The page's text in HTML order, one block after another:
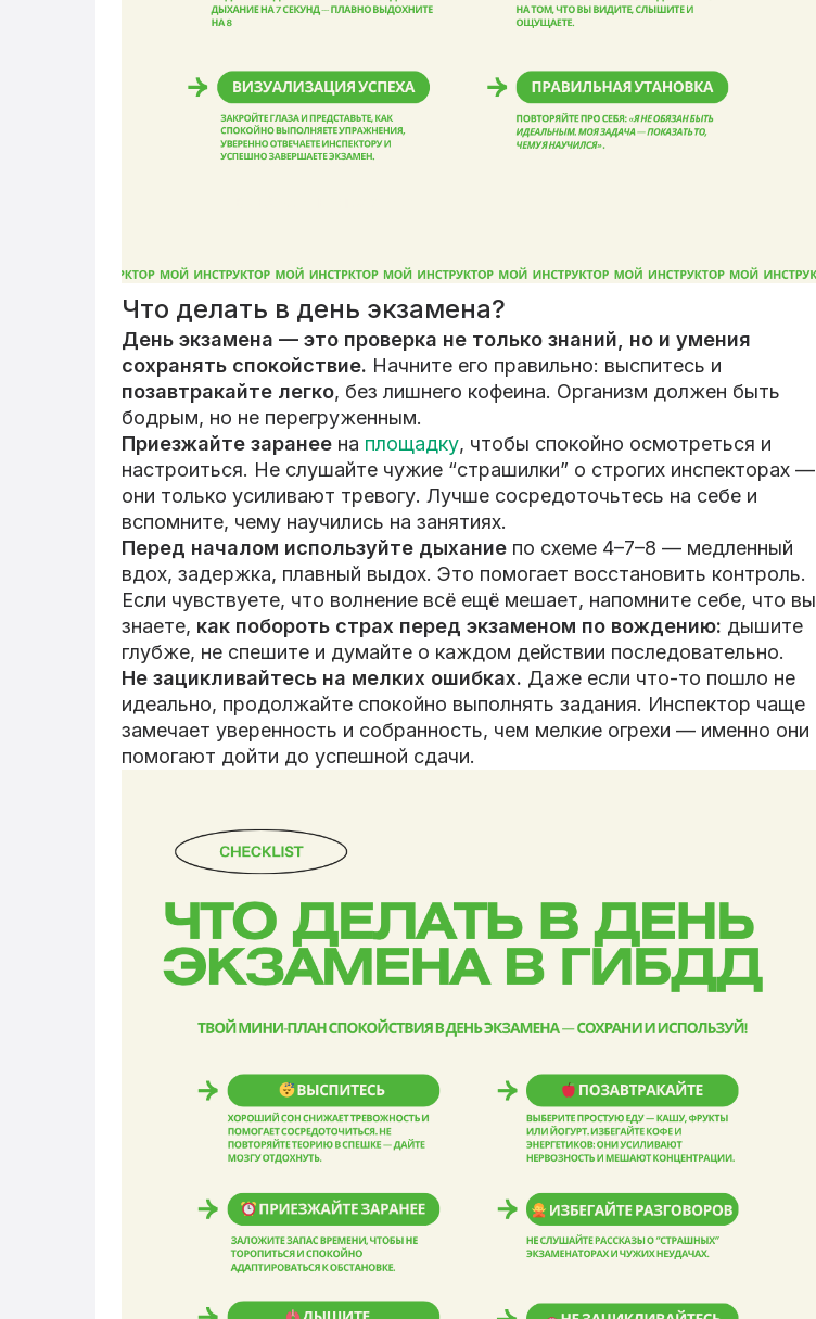
Что делать в день экзамена?
День экзамена — это проверка не только знаний, но и умения
сохранять спокойствие. Начните его правильно: выспитесь и
позавтракайте легко, без лишнего кофеина. Организм должен быть
бодрым, но не перегруженным.
Приезжайте заранее на площадку, чтобы спокойно осмотреться и
настроиться. Не слушайте чужие “страшилки” о строгих инспекторах —
они только усиливают тревогу. Лучше сосредоточьтесь на себе и
вспомните, чему научились на занятиях.
Перед началом используйте дыхание по схеме 4–7–8 — медленный
вдох, задержка, плавный выдох. Это помогает восстановить контроль.
Если чувствуете, что волнение всё ещё мешает, напомните себе, что вы
знаете, как побороть страх перед экзаменом по вождению: дышите
глубже, не спешите и думайте о каждом действии последовательно.
Не зацикливайтесь на мелких ошибках. Даже если что-то пошло не
идеально, продолжайте спокойно выполнять задания. Инспектор чаще
замечает уверенность и собранность, чем мелкие огрехи — именно они
помогают дойти до успешной сдачи.